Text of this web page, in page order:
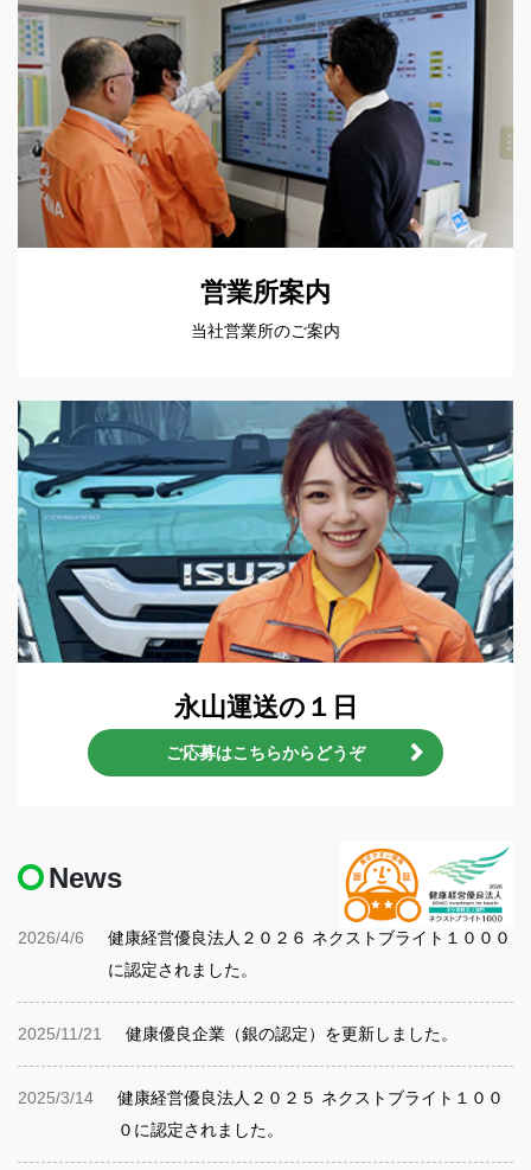
営業所案内
当社営業所のご案内
永山運送の１日
ご応募はこちらからどうぞ
News
2026/4/6
健康経営優良法人２０２６ ネクストブライト１０００
に認定されました。
2025/11/21 健康優良企業（銀の認定）を更新しました。
2025/3/14
健康経営優良法人２０２５ ネクストブライト１００
０に認定されました。